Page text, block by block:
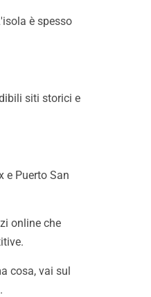
è spesso
siti storici e
e Puerto San
online che
cosa, vai sul